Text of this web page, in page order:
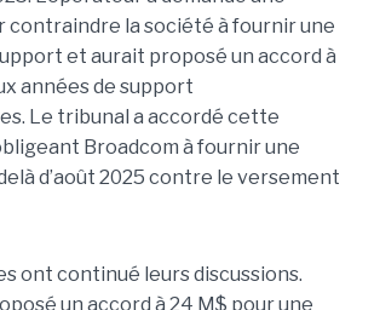
contraindre la société à fournir une
et aurait proposé un accord à
années de support
Le tribunal a accordé cette
Broadcom à fournir une
d’août 2025 contre le versement
ont continué leurs discussions.
un accord à 24 M$ pour une